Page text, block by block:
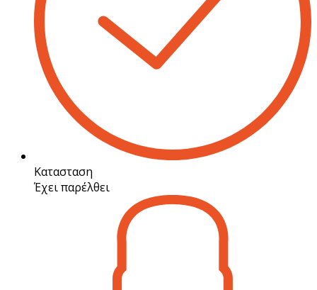
Κατασταση
Έχει παρέλθει